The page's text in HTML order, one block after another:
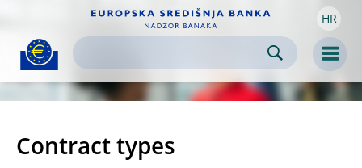
Skip to
content HR
Contract types